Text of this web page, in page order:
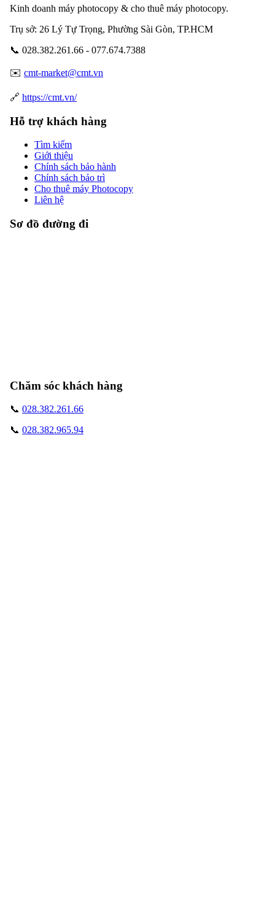
Kinh doanh máy photocopy & cho thuê máy photocopy.
Trụ sở: 26 Lý Tự Trọng, Phường Sài Gòn, TP.HCM
📞 028.382.261.66 - 077.674.7388
✉️ cmt-market@cmt.vn
🔗 https://cmt.vn/
Hỗ trợ khách hàng
Tìm kiếm
Giới thiệu
Chính sách bảo hành
Chính sách bảo trì
Cho thuê máy Photocopy
Liên hệ
Sơ đồ đường đi
Chăm sóc khách hàng
📞 028.382.261.66
📞 028.382.965.94